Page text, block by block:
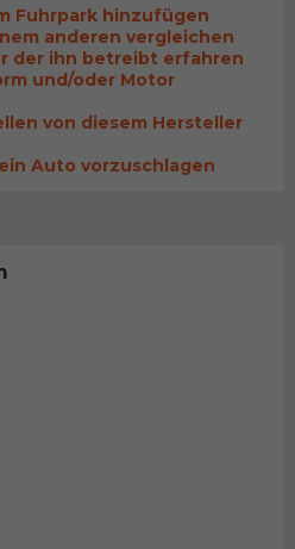
Fuhrpark hinzufügen
anderen vergleichen
der ihn betreibt erfahren
und/oder Motor
von diesem Hersteller
Auto vorzuschlagen